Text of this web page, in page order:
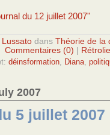
du 12 juillet 2007"
Lussatodans Théorie de la
Commentaires (0)
déinsformation Diana
2007
5 juillet 2007